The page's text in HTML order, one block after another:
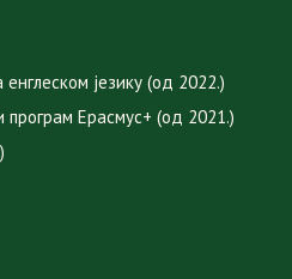
језику (од 2022.)
програм Ерасмус+ (од 2021.)